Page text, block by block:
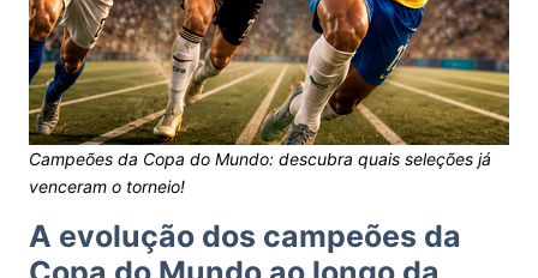
Campeões da Copa do Mundo: descubra quais seleções já
venceram o torneio!
A evolução dos campeões da